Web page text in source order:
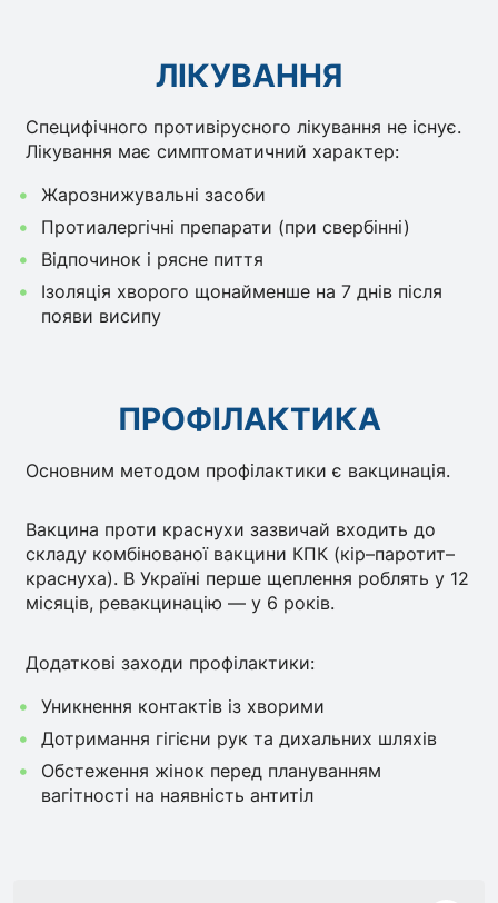
ЛІКУВАННЯ
Специфічного противірусного лікування не існує.
Лікування має симптоматичний характер:
Жарознижувальні засоби
Протиалергічні препарати (при свербінні)
Відпочинок і рясне пиття
Ізоляція хворого щонайменше на 7 днів після
появи висипу
ПРОФІЛАКТИКА
Основним методом профілактики є вакцинація.
Вакцина проти краснухи зазвичай входить до
складу комбінованої вакцини КПК (кір–паротит–
краснуха). В Україні перше щеплення роблять у 12
місяців, ревакцинацію — у 6 років.
Додаткові заходи профілактики:
Уникнення контактів із хворими
Дотримання гігієни рук та дихальних шляхів
Обстеження жінок перед плануванням
вагітності на наявність антитіл